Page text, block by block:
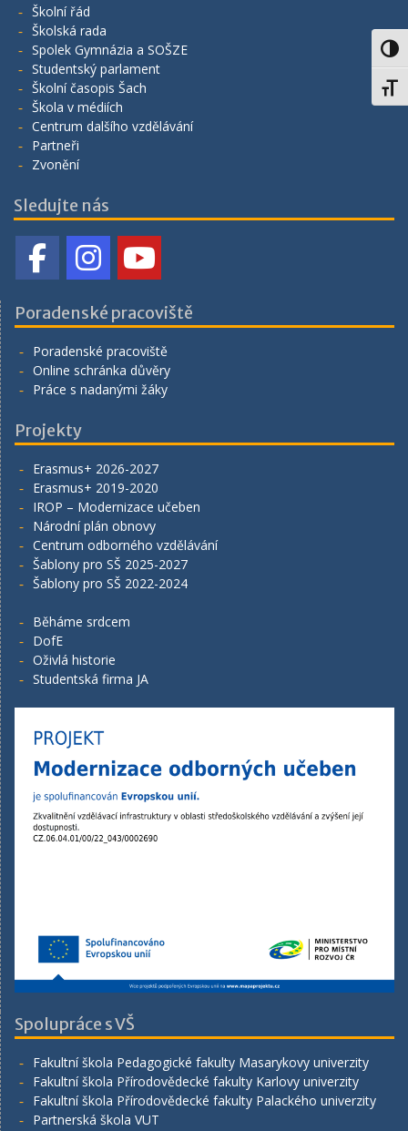
Školní řád
Školská rada
Spolek Gymnázia a SOŠZE
Studentský parlament
Školní časopis Šach
Škola v médiích
Centrum dalšího vzdělávání
Partneři
Zvonění
Sledujte nás
Poradenské pracoviště
Poradenské pracoviště
Online schránka důvěry
Práce s nadanými žáky
Projekty
Erasmus+ 2026-2027
Erasmus+ 2019-2020
IROP – Modernizace učeben
Národní plán obnovy
Centrum odborného vzdělávání
Šablony pro SŠ 2025-2027
Šablony pro SŠ 2022-2024
Běháme srdcem
DofE
Oživlá historie
Studentská firma JA
Spolupráce s VŠ
Fakultní škola Pedagogické fakulty Masarykovy univerzity
Fakultní škola Přírodovědecké fakulty Karlovy univerzity
Fakultní škola Přírodovědecké fakulty Palackého univerzity
Partnerská škola VUT